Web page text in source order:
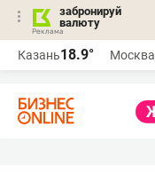
забронируй
валюту
Казань18.9° Москва